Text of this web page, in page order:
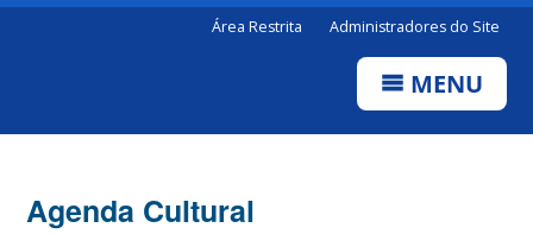
Área Restrita Administradores do Site
MENU
Agenda Cultural